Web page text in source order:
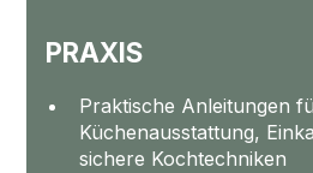
PRAXIS
Praktische Anleitungen
Küchenausstattung,
sichere Kochtechniken